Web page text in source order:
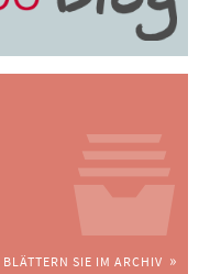
BLÄTTERN SIE IM ARCHIV